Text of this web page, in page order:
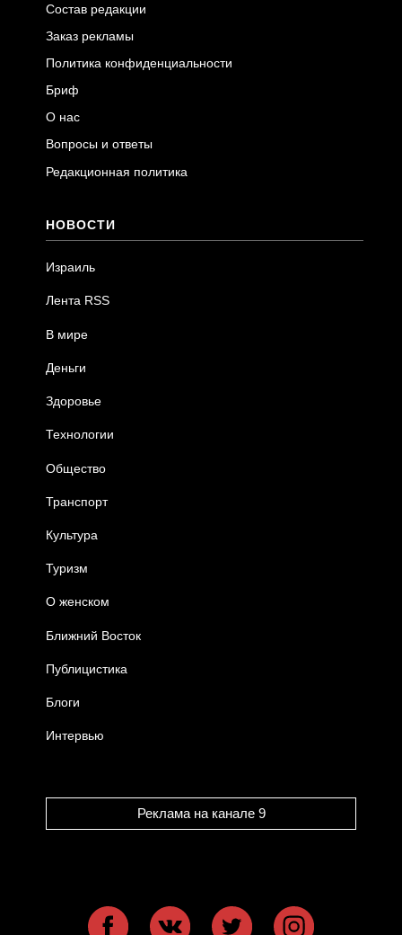
Состав редакции
Заказ рекламы
Политика конфиденциальности
Бриф
О нас
Вопросы и ответы
Редакционная политика
НОВОСТИ
Израиль
Лента RSS
В мире
Деньги
Здоровье
Технологии
Общество
Транспорт
Культура
Туризм
О женском
Ближний Восток
Публицистика
Блоги
Интервью
Реклама на канале 9